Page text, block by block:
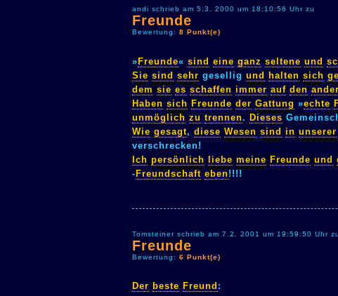
andi schrieb am 5.3. 2000 um 18:10:56 Uhr zu
Freunde
Bewertung: 8 Punkt(e)
» Freunde« sind eine ganz seltene und
Sie sind sehr gesellig und halten sich
dem sie es schaffen immer auf den
Haben sich Freunde der Gattung »echte
unmöglich zu trennen. Dieses
Wie gesagt, diese Wesen sind in unserer
verschrecken!
Ich persönlich liebe meine Freunde und
- Freundschaft eben!!!!
Tomsteiner schrieb am 7.2. 2001 um 19:59:50 Uhr zu
Freunde
Bewertung: 6 Punkt(e)
Der beste Freund :